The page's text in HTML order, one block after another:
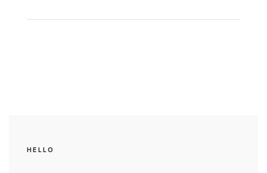
HELLO